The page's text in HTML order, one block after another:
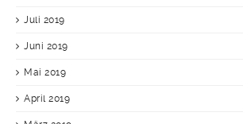
Juli 2019
Juni 2019
Mai 2019
April 2019